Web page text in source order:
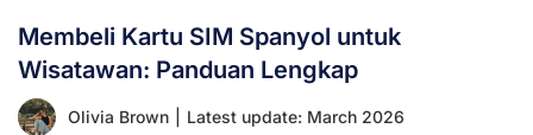
Membeli Kartu SIM Spanyol untuk
Wisatawan: Panduan Lengkap
Olivia Brown Latest update: March 2026